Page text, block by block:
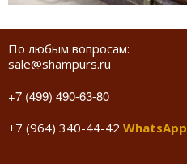
По любым вопросам:
sale@shampurs.ru
+7 (499) 490-63-80
+7 (964) 340-44-42 WhatsApp